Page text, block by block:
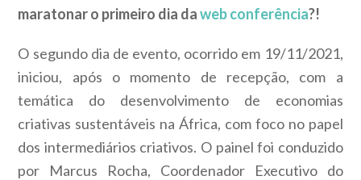
maratonar o primeiro dia daweb conferência?!
O segundo dia de evento, ocorrido em 19/11/2021,
iniciou, após o momento de recepção, com a
temática do desenvolvimento de economias
criativas sustentáveis na África, com foco no papel
dos intermediários criativos. O painel foi conduzido
por Marcus Rocha, Coordenador Executivo do